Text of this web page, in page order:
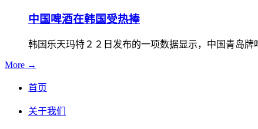
中国啤酒在韩国受热捧
韩国乐天玛特２２日发布的一项数据显示，中国青岛
More →
首页
关于我们